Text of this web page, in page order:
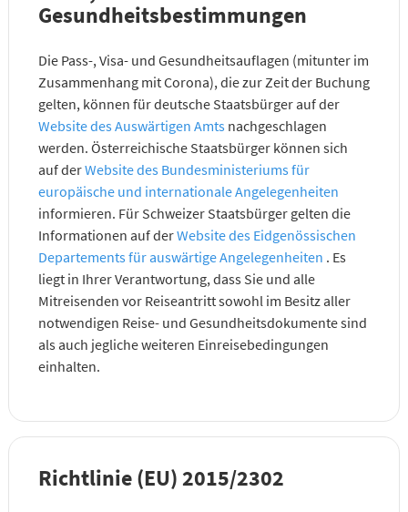
Gesundheitsbestimmungen
Die Pass-, Visa- und Gesundheitsauflagen (mitunter im
Zusammenhang mit Corona), die zur Zeit der Buchung
gelten, können für deutsche Staatsbürger auf der
Website des Auswärtigen Amtsnachgeschlagen
werden. Österreichische Staatsbürger können sich
auf derWebsite des Bundesministeriums für
europäische und internationale Angelegenheiten
informieren. Für Schweizer Staatsbürger gelten die
Informationen auf derWebsite des Eidgenössischen
Departements für auswärtige Angelegenheiten . Es
liegt in Ihrer Verantwortung, dass Sie und alle
Mitreisenden vor Reiseantritt sowohl im Besitz aller
notwendigen Reise- und Gesundheitsdokumente sind
als auch jegliche weiteren Einreisebedingungen
einhalten.
Richtlinie (EU) 2015/2302